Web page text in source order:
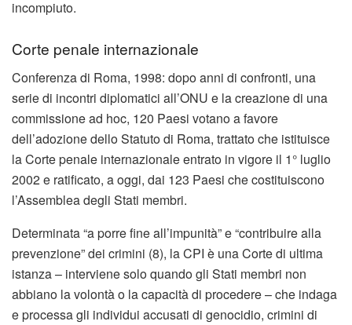
incompiuto.
Corte penale internazionale
Conferenza di Roma, 1998: dopo anni di confronti, una
serie di incontri diplomatici all’ONU e la creazione di una
commissione ad hoc, 120 Paesi votano a favore
dell’adozione dello Statuto di Roma, trattato che istituisce
la Corte penale internazionale entrato in vigore il 1° luglio
2002 e ratificato, a oggi, dai 123 Paesi che costituiscono
l’Assemblea degli Stati membri.
Determinata “a porre fine all’impunità” e “contribuire alla
prevenzione” dei crimini (8), la CPI è una Corte di ultima
istanza – interviene solo quando gli Stati membri non
abbiano la volontà o la capacità di procedere – che indaga
e processa gli individui accusati di genocidio, crimini di